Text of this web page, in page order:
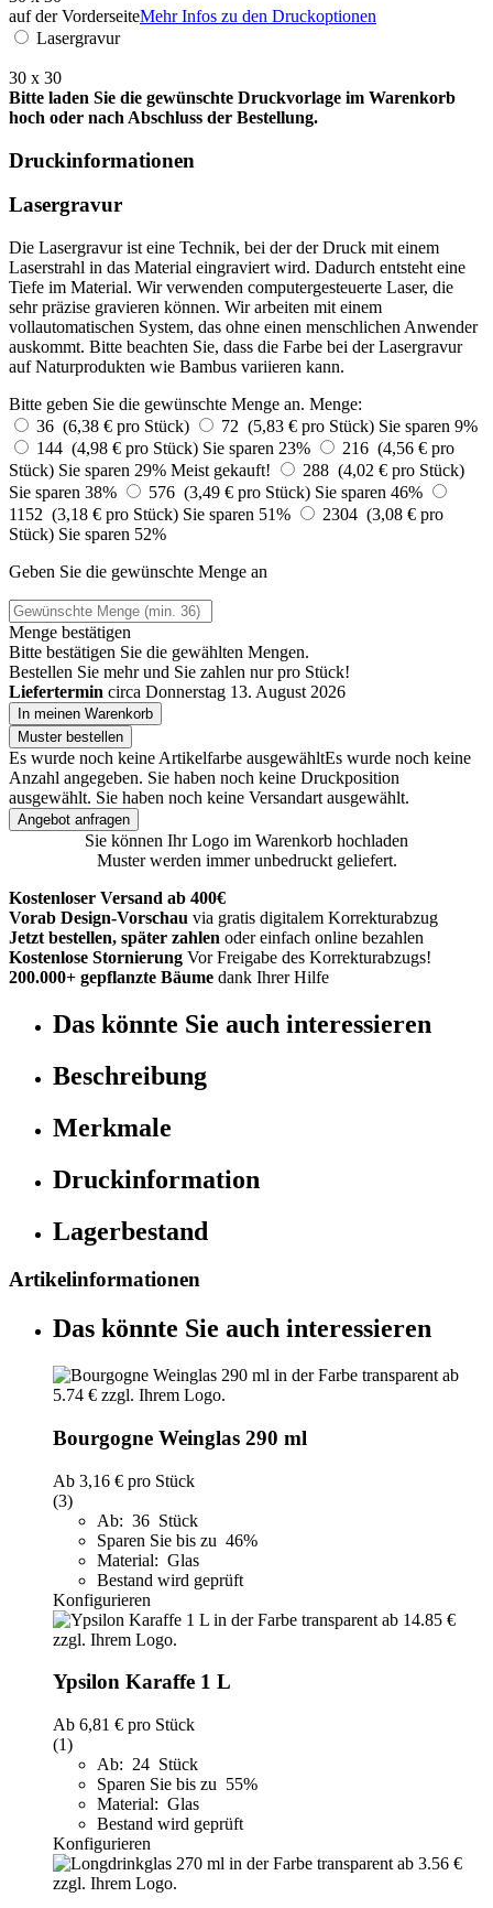
auf der VorderseiteMehr Infos zu den Druckoptionen
Lasergravur
30 x 30
Bitte laden Sie die gewünschte Druckvorlage im Warenkorb
hoch oder nach Abschluss der Bestellung.
Druckinformationen
Lasergravur
Die Lasergravur ist eine Technik, bei der der Druck mit einem
Laserstrahl in das Material eingraviert wird. Dadurch entsteht eine
Tiefe im Material. Wir verwenden computergesteuerte Laser, die
sehr präzise gravieren können. Wir arbeiten mit einem
vollautomatischen System, das ohne einen menschlichen Anwender
auskommt. Bitte beachten Sie, dass die Farbe bei der Lasergravur
auf Naturprodukten wie Bambus variieren kann.
Bitte geben Sie die gewünschte Menge an. Menge:
36 (6,38 € pro Stück)
72 (5,83 € pro Stück) Sie sparen 9%
144 (4,98 € pro Stück) Sie sparen 23%
216 (4,56 € pro
Stück) Sie sparen 29% Meist gekauft!
288 (4,02 € pro Stück)
Sie sparen 38%
576 (3,49 € pro Stück) Sie sparen 46%
1152 (3,18 € pro Stück) Sie sparen 51%
2304 (3,08 € pro
Stück) Sie sparen 52%
Geben Sie die gewünschte Menge an
Menge bestätigen
Bitte bestätigen Sie die gewählten Mengen.
Bestellen Sie mehr und Sie zahlen nurpro Stück!
Liefertermin circa Donnerstag 13. August 2026
In meinen Warenkorb
Muster bestellen
Es wurde noch keine Artikelfarbe ausgewähltEs wurde noch keine
Anzahl angegeben. Sie haben noch keine Druckposition
ausgewählt. Sie haben noch keine Versandart ausgewählt.
Angebot anfragen
Sie können Ihr Logo im Warenkorb hochladen
Muster werden immer unbedruckt geliefert.
Kostenloser Versand ab 400€
Vorab Design-Vorschau via gratis digitalem Korrekturabzug
Jetzt bestellen, später zahlen oder einfach online bezahlen
Kostenlose Stornierung Vor Freigabe des Korrekturabzugs!
200.000+ gepflanzte Bäume dank Ihrer Hilfe
Das könnte Sie auch interessieren
Beschreibung
Merkmale
Druckinformation
Lagerbestand
Artikelinformationen
Das könnte Sie auch interessieren
Bourgogne Weinglas 290 ml
Ab 3,16 € pro Stück
(3)
Ab: 36 Stück
Sparen Sie bis zu 46%
Material: Glas
Bestand wird geprüft
Konfigurieren
Ypsilon Karaffe 1 L
Ab 6,81 € pro Stück
(1)
Ab: 24 Stück
Sparen Sie bis zu 55%
Material: Glas
Bestand wird geprüft
Konfigurieren